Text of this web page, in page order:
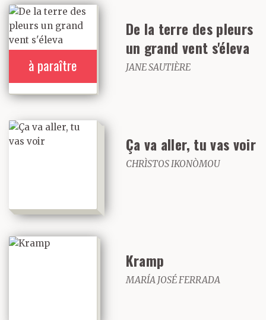
à paraître
De la terre des pleurs
un grand vent s'éleva
JANE SAUTIÈRE
Ça va aller, tu vas voir
CHRÌSTOS IKONÒMOU
Kramp
MARÍA JOSÉ FERRADA